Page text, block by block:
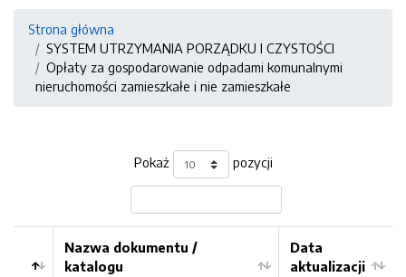
Strona główna
SYSTEM UTRZYMANIA PORZĄDKU I CZYSTOŚCI
Opłaty za gospodarowanie odpadami komunalnymi
nieruchomości zamieszkałe i nie zamieszkałe
Pokaż pozycji
Nazwa dokumentu /
katalogu
Data
aktualizacji